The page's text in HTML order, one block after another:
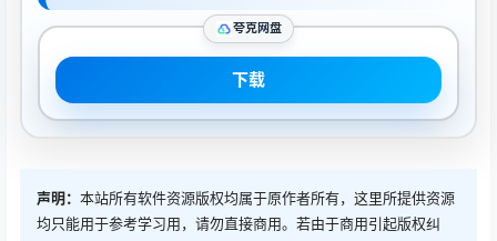
夸克网盘
下载
声明： 本站所有软件资源版权均属于原作者所有，这里所提供资源
均只能用于参考学习用，请勿直接商用。若由于商用引起版权纠